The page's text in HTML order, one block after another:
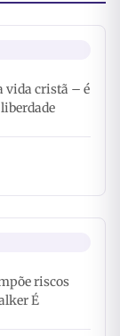
vida cristã – é
riscos
É